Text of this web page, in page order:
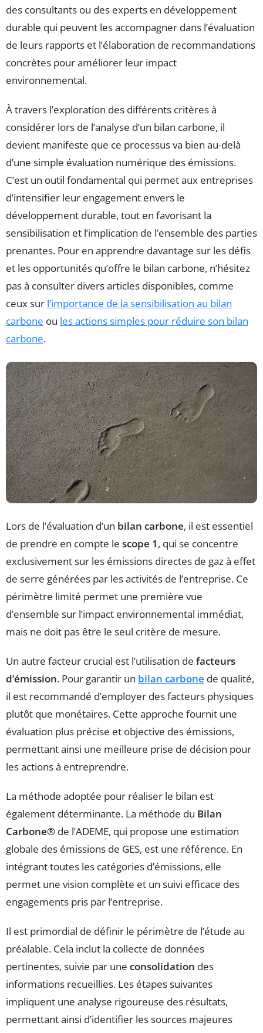
des consultants ou des experts en développement
durable qui peuvent les accompagner dans l’évaluation
de leurs rapports et l’élaboration de recommandations
concrètes pour améliorer leur impact
environnemental.
À travers l’exploration des différents critères à
considérer lors de l’analyse d’un bilan carbone, il
devient manifeste que ce processus va bien au-delà
d’une simple évaluation numérique des émissions.
C’est un outil fondamental qui permet aux entreprises
d’intensifier leur engagement envers le
développement durable, tout en favorisant la
sensibilisation et l’implication de l’ensemble des parties
prenantes. Pour en apprendre davantage sur les défis
et les opportunités qu’offre le bilan carbone, n’hésitez
pas à consulter divers articles disponibles, comme
ceux sur l’importance de la sensibilisation au bilan
carbone ou les actions simples pour réduire son bilan
carbone.
Lors de l’évaluation d’un bilan carbone, il est essentiel
de prendre en compte le scope 1, qui se concentre
exclusivement sur les émissions directes de gaz à effet
de serre générées par les activités de l’entreprise. Ce
périmètre limité permet une première vue
d’ensemble sur l’impact environnemental immédiat,
mais ne doit pas être le seul critère de mesure.
Un autre facteur crucial est l’utilisation de facteurs
d’émission. Pour garantir un bilan carbone de qualité,
il est recommandé d’employer des facteurs physiques
plutôt que monétaires. Cette approche fournit une
évaluation plus précise et objective des émissions,
permettant ainsi une meilleure prise de décision pour
les actions à entreprendre.
La méthode adoptée pour réaliser le bilan est
également déterminante. La méthode du Bilan
Carbone® de l’ADEME, qui propose une estimation
globale des émissions de GES, est une référence. En
intégrant toutes les catégories d’émissions, elle
permet une vision complète et un suivi efficace des
engagements pris par l’entreprise.
Il est primordial de définir le périmètre de l’étude au
préalable. Cela inclut la collecte de données
pertinentes, suivie par une consolidation des
informations recueillies. Les étapes suivantes
impliquent une analyse rigoureuse des résultats,
permettant ainsi d’identifier les sources majeures